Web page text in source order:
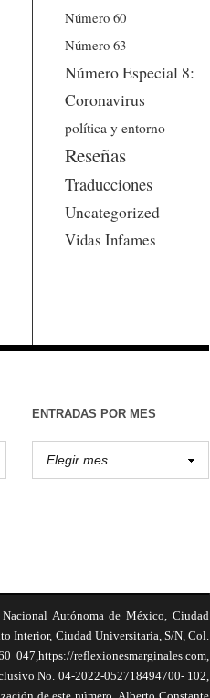
Número 60
Número 63
Número Especial 8:
Coronavirus
política y entorno
Reseñas
Traducciones
Uncategorized
Vidas Infames
ENTRADAS POR MES
Autónoma de México, Ciudad
Interior, Ciudad Universitaria, S/N, Col.
reflexionesmarginales.com,
No. 04-2022-052718494700- 102,